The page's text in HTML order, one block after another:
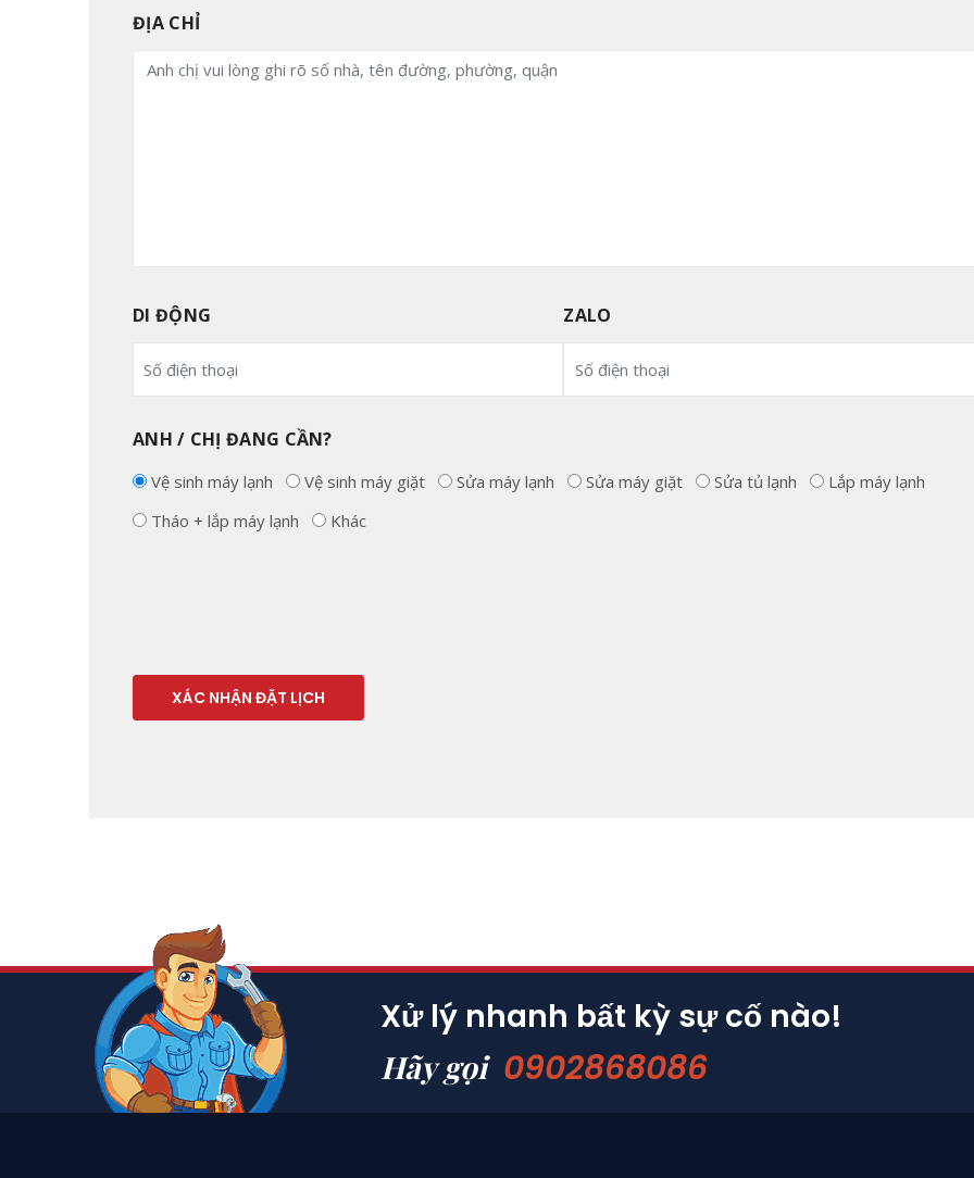
ĐỊA CHỈ
DI ĐỘNG ZALO
ANH / CHỊ ĐANG CẦN?
Vệ sinh máy lạnh Vệ sinh máy giặt Sửa máy lạnh Sửa máy giặt Sửa tủ lạnh
Lắp máy lạnh
Tháo + lắp máy lạnh
Khác
Xử lý nhanh bất kỳ sự cố nào!
Hãy gọi 0902868086